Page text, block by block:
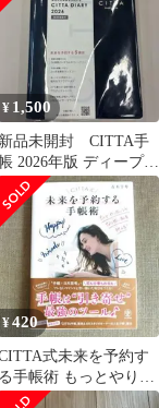
¥ 1,500
新品未開封 CITTA手
2026年版 ディープネ
ビー
¥420
式未来を予約す
る手帳術 もっとやりた
ことなりたい私を叶